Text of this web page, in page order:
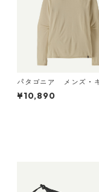
パタゴニア メンズ・
リーン・クール・ウル
フーディ (カラー
¥10,890